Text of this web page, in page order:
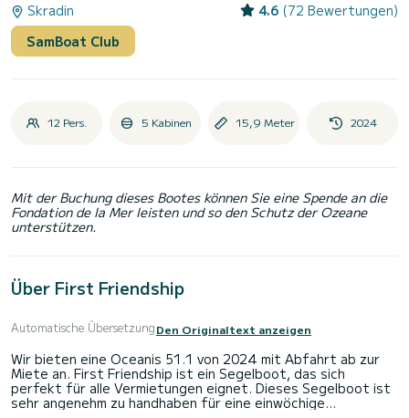
Skradin 4.6 (72 Bewertungen)
SamBoat Club
12 Pers. 5 Kabinen 15,9 Meter 2024
Mit der Buchung dieses Bootes können Sie eine Spende an die
Fondation de la Mer leisten und so den Schutz der Ozeane
unterstützen.
Über First Friendship
Automatische ÜbersetzungDen Originaltext anzeigen
Wir bieten eine Oceanis 51.1 von 2024 mit Abfahrt ab zur
Miete an. First Friendship ist ein Segelboot, das sich
perfekt für alle Vermietungen eignet. Dieses Segelboot ist
sehr angenehm zu handhaben für eine einwöchige